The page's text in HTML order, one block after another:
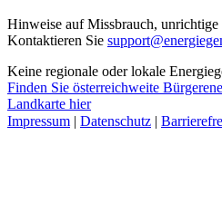
Hinweise auf Missbrauch,
Kontaktieren Sie
Keine regionale oder lokale
Finden Sie österreichweite
Landkarte hier
Impressum | Datenschutz |